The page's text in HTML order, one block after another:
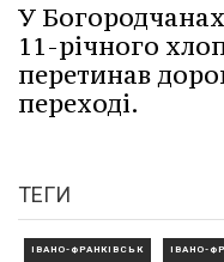
У
11-річного
перетинав
переході.
ТЕГИ
ІВАНО-ФРАНКІВСЬК ІВАНО-